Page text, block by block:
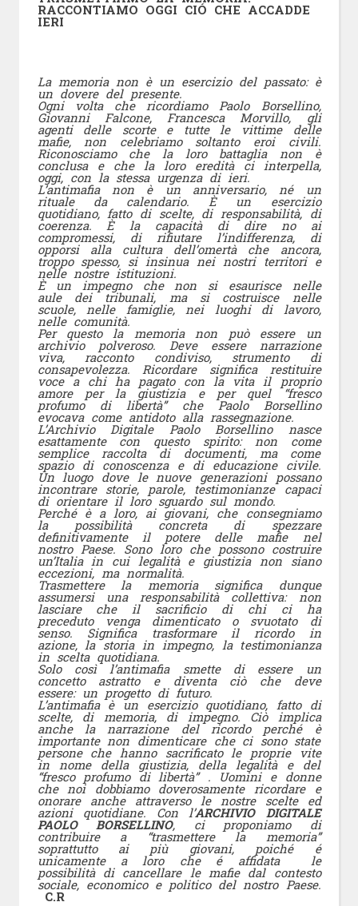
RACCONTIAMO OGGI CIÓ CHE ACCADDE
IERI
La memoria non è un esercizio del passato: è
un dovere del presente.
Ogni volta che ricordiamo Paolo Borsellino,
Giovanni Falcone, Francesca Morvillo, gli
agenti delle scorte e tutte le vittime delle
mafie, non celebriamo soltanto eroi civili.
Riconosciamo che la loro battaglia non è
conclusa e che la loro eredità ci interpella,
oggi, con la stessa urgenza di ieri.
L’antimafia non è un anniversario, né un
rituale da calendario. È un esercizio
quotidiano, fatto di scelte, di responsabilità, di
coerenza. È la capacità di dire no ai
compromessi, di rifiutare l’indifferenza, di
opporsi alla cultura dell’omertà che ancora,
troppo spesso, si insinua nei nostri territori e
nelle nostre istituzioni.
È un impegno che non si esaurisce nelle
aule dei tribunali, ma si costruisce nelle
scuole, nelle famiglie, nei luoghi di lavoro,
nelle comunità.
Per questo la memoria non può essere un
archivio polveroso. Deve essere narrazione
viva, racconto condiviso, strumento di
consapevolezza. Ricordare significa restituire
voce a chi ha pagato con la vita il proprio
amore per la giustizia e per quel “fresco
profumo di libertà” che Paolo Borsellino
evocava come antidoto alla rassegnazione.
L’Archivio Digitale Paolo Borsellino nasce
esattamente con questo spirito: non come
semplice raccolta di documenti, ma come
spazio di conoscenza e di educazione civile.
Un luogo dove le nuove generazioni possano
incontrare storie, parole, testimonianze capaci
di orientare il loro sguardo sul mondo.
Perché è a loro, ai giovani, che consegniamo
la possibilità concreta di spezzare
definitivamente il potere delle mafie nel
nostro Paese. Sono loro che possono costruire
un’Italia in cui legalità e giustizia non siano
eccezioni, ma normalità.
Trasmettere la memoria significa dunque
assumersi una responsabilità collettiva: non
lasciare che il sacrificio di chi ci ha
preceduto venga dimenticato o svuotato di
senso. Significa trasformare il ricordo in
azione, la storia in impegno, la testimonianza
in scelta quotidiana.
Solo così l’antimafia smette di essere un
concetto astratto e diventa ciò che deve
essere: un progetto di futuro.
L’antimafia è un esercizio quotidiano, fatto di
scelte, di memoria, di impegno. Ciò implica
anche la narrazione del ricordo perché è
importante non dimenticare che ci sono state
persone che hanno sacrificato le proprie vite
in nome della giustizia, della legalità e del
“fresco profumo di libertà” . Uomini e donne
che noi dobbiamo doverosamente ricordare e
onorare anche attraverso le nostre scelte ed
azioni quotidiane. Con l’ARCHIVIO DIGITALE
PAOLO BORSELLINO, ci proponiamo di
contribuire a “trasmettere la memoria”
soprattutto ai più giovani, poiché é
unicamente a loro che é affidata le
possibilità di cancellare le mafie dal contesto
sociale, economico e politico del nostro Paese.
C.R